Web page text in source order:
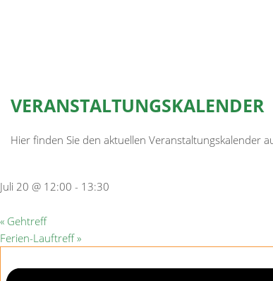
VERANSTALTUNGSKALENDER
Hier finden Sie den aktuellen Veranstaltungskalender
Juli 20 @ 12:00 - 13:30
« Gehtreff
Ferien-Lauftreff»